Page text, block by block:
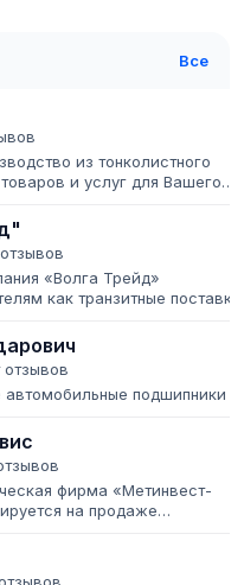
Все
из тонколистного
и услуг для Вашего
«Волга Трейд»
как транзитные поставки
с...
отзывов
подшипники
фирма «Метинвест-
на продаже
возможности...